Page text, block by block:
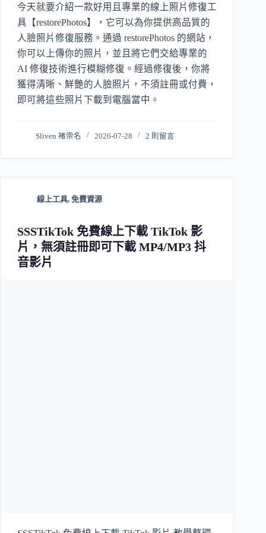
今天就要介紹一款好用且專業的線上照片修復工
具【restorePhotos】，它可以為你提供高品質的
人臉照片修復服務。通過 restorePhotos 的網站，
你可以上傳你的照片，並且將它們交給專業的
AI 修復技術進行模糊修復。經過修復後，你將
獲得清晰、鮮艷的人臉照片，不須註冊或付費，
即可將這些照片下載到電腦當中。
Sliven 褚崇名 2026-07-28 2 則留言
線上工具, 免費資源
SSSTikTok 免費線上下載 TikTok 影
片，無須註冊即可下載 MP4/MP3 抖
音影片